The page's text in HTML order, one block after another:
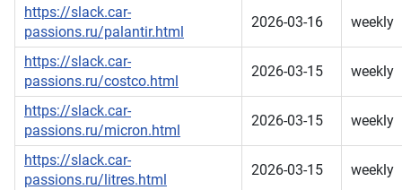
https://slack.car-
passions.ru/palantir.html
2026-03-16 weekly
https://slack.car-
passions.ru/costco.html
2026-03-15 weekly
https://slack.car-
passions.ru/micron.html
2026-03-15 weekly
https://slack.car-
passions.ru/litres.html
2026-03-15 weekly